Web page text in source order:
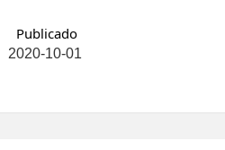
Publicado
2020-10-01